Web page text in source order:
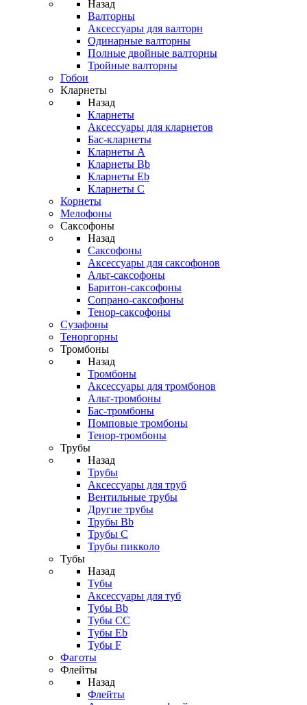
Назад
Валторны
Аксессуары для валторн
Одинарные валторны
Полные двойные валторны
Тройные валторны
Гобои
Кларнеты
Назад
Кларнеты
Аксессуары для кларнетов
Бас-кларнеты
Кларнеты A
Кларнеты Bb
Кларнеты Eb
Кларнеты С
Корнеты
Мелофоны
Саксофоны
Назад
Саксофоны
Аксессуары для саксофонов
Альт-саксофоны
Баритон-саксофоны
Сопрано-саксофоны
Тенор-саксофоны
Сузафоны
Теноргорны
Тромбоны
Назад
Тромбоны
Аксессуары для тромбонов
Альт-тромбоны
Бас-тромбоны
Помповые тромбоны
Тенор-тромбоны
Трубы
Назад
Трубы
Аксессуары для труб
Вентильные трубы
Другие трубы
Трубы Bb
Трубы C
Трубы пикколо
Тубы
Назад
Тубы
Аксессуары для туб
Тубы Bb
Тубы CC
Тубы Eb
Тубы F
Фаготы
Флейты
Назад
Флейты